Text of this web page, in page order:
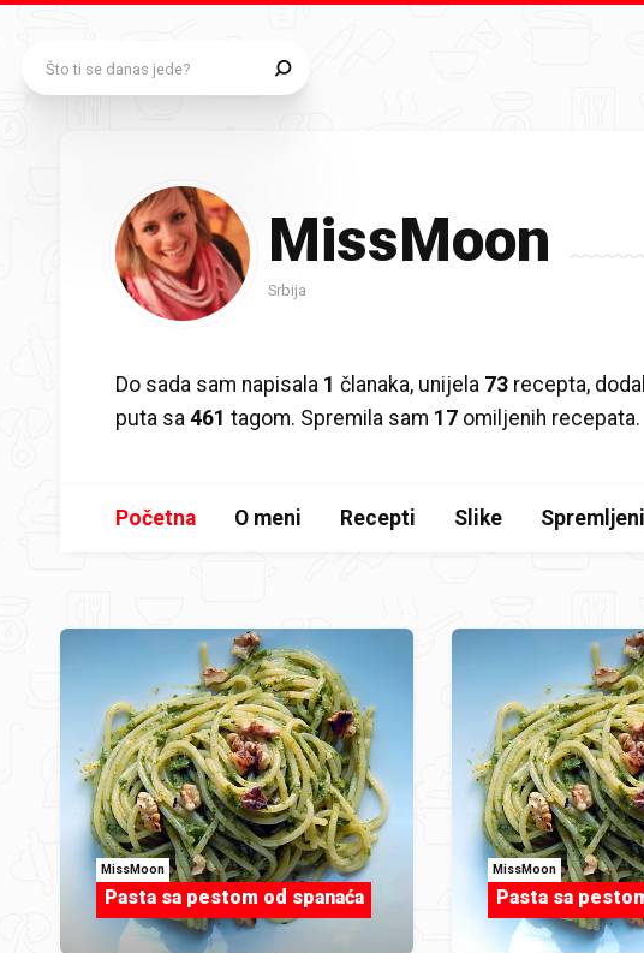
MissMoon
Srbija
Do sada sam napisala 1 članaka, unijela 73 recepta,
puta sa461 tagom. Spremila sam 17 omiljenih recepata.
Početna O meni Recepti Slike
MissMoon
Pasta sa pestom od spanaća
MissMoon
Pasta sa
Što ti se danas jede?